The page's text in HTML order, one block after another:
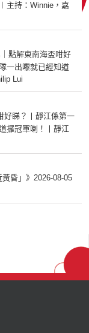
主持：Winnie，嘉
點解東南海盃咁好
一出嚟就已經知道
Lui
好睇？丨靜江係第一
攞冠軍喇！丨靜江
昏」》2026-08-05